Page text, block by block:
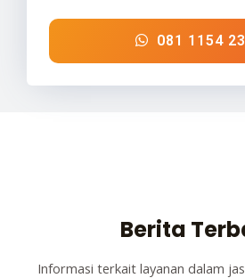
081 1154
Berita
Informasi terkait layanan dalam